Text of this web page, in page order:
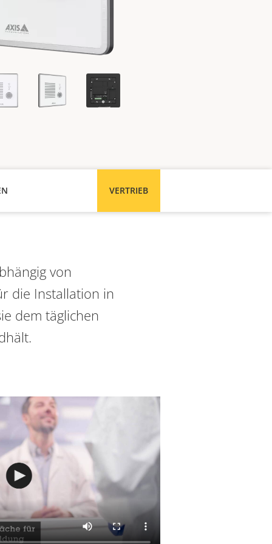
VERTRIEB
von
die Installation in
dem täglichen